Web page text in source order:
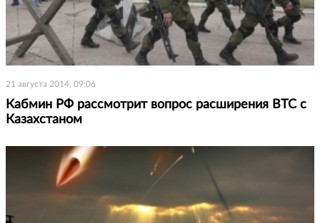
21 августа 2014, 09:06
Кабмин РФ рассмотрит вопрос расширения ВТС с
Казахстаном